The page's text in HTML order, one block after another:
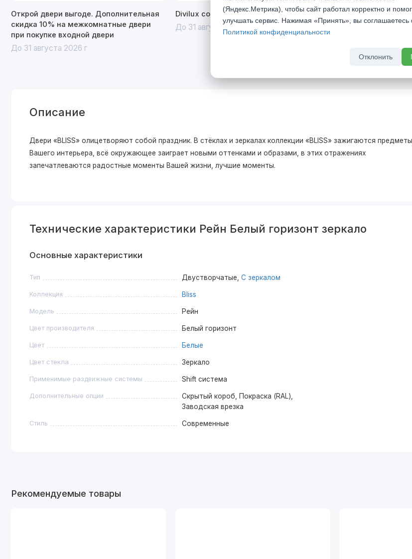
Открой двери выгоде. Дополнительная
скидка 10% на межкомнатные двери
при покупке входной двери
До 31 августа 2026 г
Divilux со скидкой 20%
До 31 августа 2026 г
Скрытый бонус -
комплект скрытых
Описание
Двери «BLISS» олицетворяют собой праздник. В стёклах и зеркалах коллекции «BLISS» зажигаются предметы
Вашего интерьера, всё окружающее заиграет новыми оттенками и образами, в этих отражениях
запечатлеваются радостные моменты Вашей жизни, лучшие моменты.
Технические характеристики Рейн Белый горизонт зеркало
Основные характеристики
Тип Двустворчатые, С зеркалом
Коллекция Bliss
Модель Рейн
Цвет производителя Белый горизонт
Цвет Белые
Цвет стекла Зеркало
Применимые раздвижные системы Shift система
Дополнительные опции
Скрытый короб, Покраска (RAL),
Заводская врезка
Стиль Современные
Рекомендуемые товары
(Яндекс.Метрика), чтобы сайт работал корректно и
улучшать сервис. Нажимая «Принять», вы соглашаетесь
Политикой конфиденциальности
Отклонить